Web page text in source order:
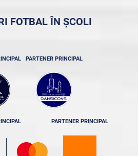
FOTBAL ÎN ȘCOLI
PARTENER PRINCIPAL
PARTENER PRINCIPAL